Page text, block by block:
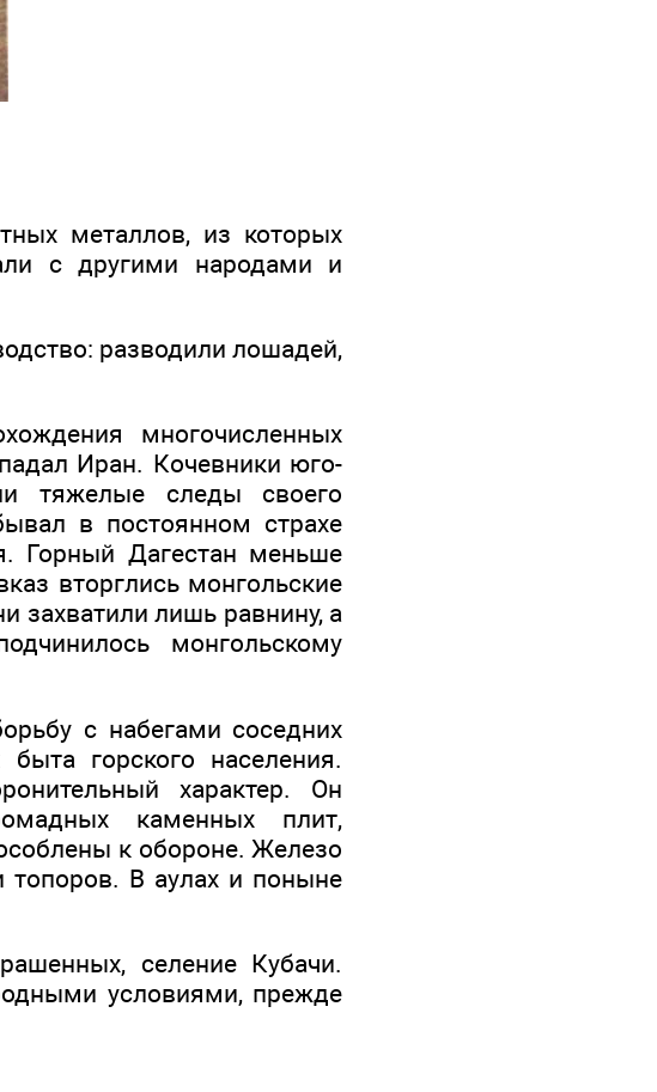
металлов, из которых
с другими народами и
разводили лошадей,
многочисленных
Иран. Кочевники юго-
тяжелые следы своего
в постоянном страхе
Горный Дагестан меньше
вторглись монгольские
захватили лишь равнину, а
монгольскому
с набегами соседних
горского населения.
характер. Он
каменных плит,
к обороне. Железо
топоров. В аулах и поныне
селение Кубачи.
условиями, прежде